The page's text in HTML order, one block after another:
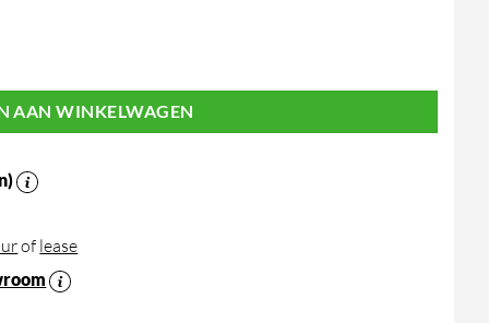
AAN WINKELWAGEN
of lease